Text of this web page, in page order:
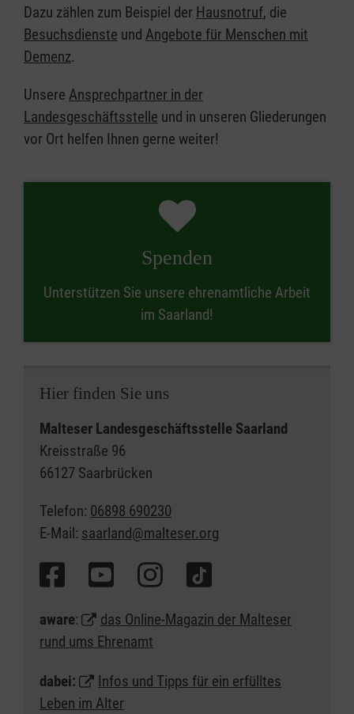
Dazu zählen zum Beispiel der Hausnotruf, die
Besuchsdienste und Angebote für Menschen mit
Demenz.
Unsere Ansprechpartner in der
Landesgeschäftsstelle und in unseren Gliederungen
vor Ort helfen Ihnen gerne weiter!
Spenden
Unterstützen Sie unsere ehrenamtliche Arbeit
im Saarland!
Hier finden Sie uns
Malteser Landesgeschäftsstelle Saarland
Kreisstraße 96
66127 Saarbrücken
Telefon: 06898 690230
E-Mail: saarland@malteser.org
aware:
das Online-Magazin der Malteser
rund ums Ehrenamt
dabei:
Infos und Tipps für ein erfülltes
Leben im Alter